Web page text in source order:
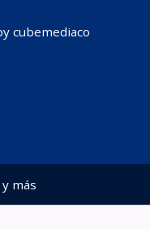
cubemediaco
más